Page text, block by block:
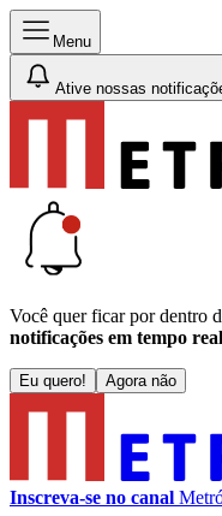
Menu
Ative nossas
Você quer ficar por dentro
notificações em tempo
Eu quero! Agora não
Inscreva-se no canal